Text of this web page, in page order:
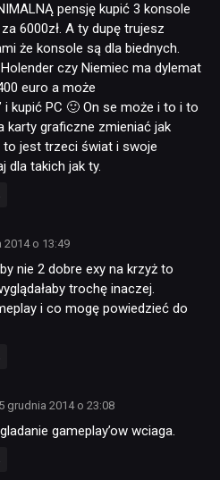
pensję kupić 3 konsole
6000zł. A ty dupę trujesz
że konsole są dla biednych.
czy Niemiec ma dylemat
euro a może
i kupić PC 🙂 On se może i to i to
karty graficzne zmieniać jak
to jest trzeci świat i swoje
dla takich jak ty.
2014 o 13:49
nie 2 dobre exy na krzyż to
trochę inaczej.
i co mogę powiedzieć do
grudnia 2014 o 23:08
gameplay’ow wciaga.